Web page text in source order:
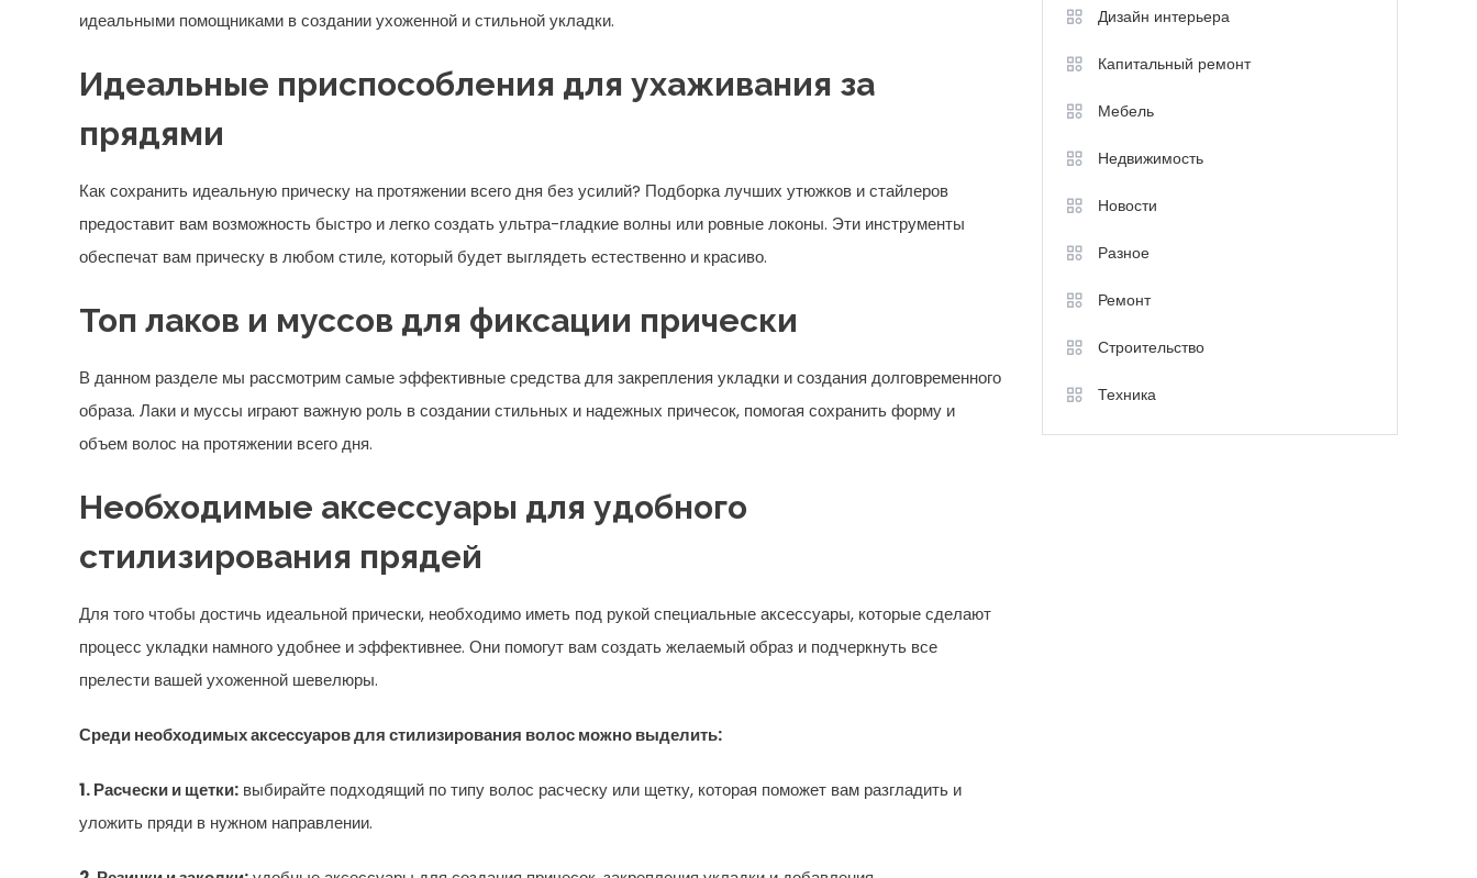
идеальными помощниками в создании ухоженной и стильной укладки.
Идеальные приспособления для ухаживания за
прядями
Как сохранить идеальную прическу на протяжении всего дня без усилий? Подборка лучших утюжков и стайлеров
предоставит вам возможность быстро и легко создать ультра-гладкие волны или ровные локоны. Эти инструменты
обеспечат вам прическу в любом стиле, который будет выглядеть естественно и красиво.
Топ лаков и муссов для фиксации прически
В данном разделе мы рассмотрим самые эффективные средства для закрепления укладки и создания долговременного
образа. Лаки и муссы играют важную роль в создании стильных и надежных причесок, помогая сохранить форму и
объем волос на протяжении всего дня.
Необходимые аксессуары для удобного
стилизирования прядей
Для того чтобы достичь идеальной прически, необходимо иметь под рукой специальные аксессуары, которые сделают
процесс укладки намного удобнее и эффективнее. Они помогут вам создать желаемый образ и подчеркнуть все
прелести вашей ухоженной шевелюры.
Среди необходимых аксессуаров для стилизирования волос можно выделить:
1. Расчески и щетки: выбирайте подходящий по типу волос расческу или щетку, которая поможет вам разгладить и
уложить пряди в нужном направлении.
Дизайн интерьера
Капитальный ремонт
Мебель
Недвижимость
Новости
Разное
Ремонт
Строительство
Техника